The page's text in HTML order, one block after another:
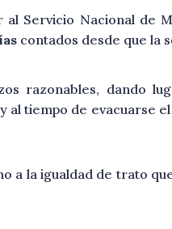
al Servicio Nacional de
contados desde que la
razonables, dando
al tiempo de
a la igualdad de trato